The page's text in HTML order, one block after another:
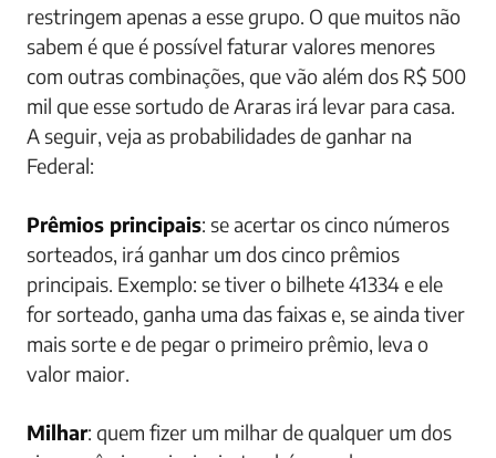
restringem apenas a esse grupo. O que muitos não
sabem é que é possível faturar valores menores
com outras combinações, que vão além dos R$ 500
mil que esse sortudo de Araras irá levar para casa.
A seguir, veja as probabilidades de ganhar na
Federal:
Prêmios principais: se acertar os cinco números
sorteados, irá ganhar um dos cinco prêmios
principais. Exemplo: se tiver o bilhete 41334 e ele
for sorteado, ganha uma das faixas e, se ainda tiver
mais sorte e de pegar o primeiro prêmio, leva o
valor maior.
Milhar: quem fizer um milhar de qualquer um dos